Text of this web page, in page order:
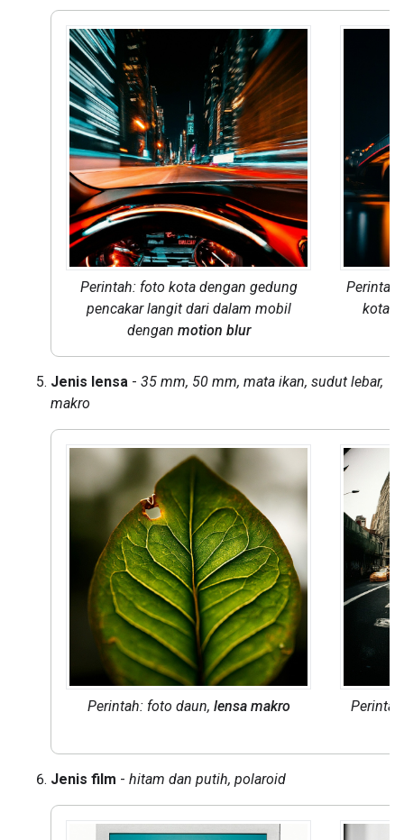
Perintah: foto kota dengan gedung
pencakar langit dari dalam mobil
dengan motion blur
kota
Jenis lensa - 35 mm, 50 mm, mata ikan, sudut lebar,
makro
Perintah: foto daun, lensa makro
Jenis film - hitam dan putih, polaroid